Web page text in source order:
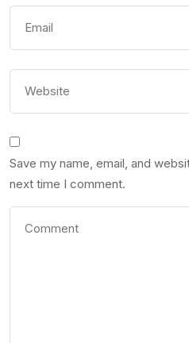
Save my name, email, and
next time I comment.